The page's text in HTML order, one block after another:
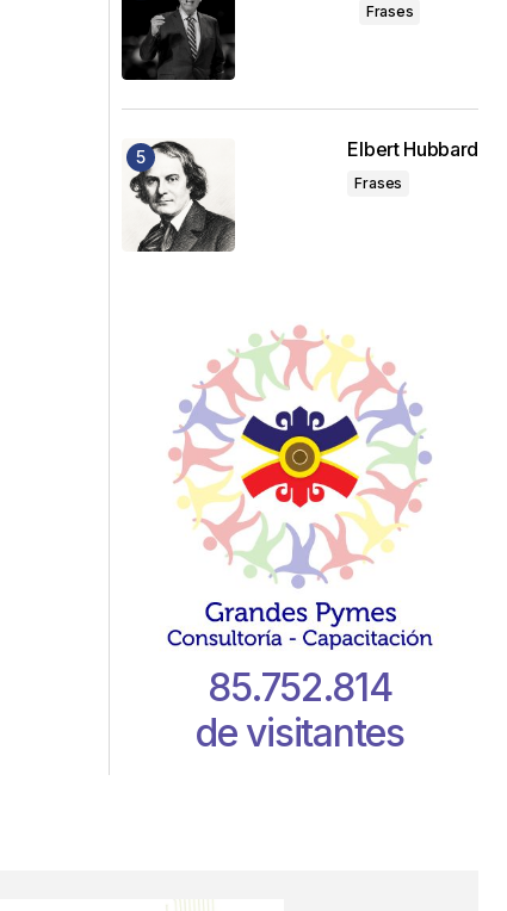
Frases
Elbert Hubbard
Frases
85.752.814
de visitantes